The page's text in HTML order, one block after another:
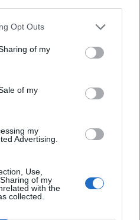
Opt Outs
of my
of my
my
Advertising.
Use,
of my
with the
collected.